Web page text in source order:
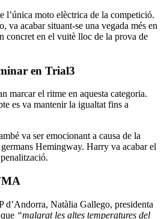
l’única moto elèctrica de la competició.
va acabar situant-se una vegada més en
concret en el vuitè lloc de la prova de
en Trial3
marcar el ritme en aquesta categoria.
es va mantenir la igualtat fins a
va ser emocionant a causa de la
Hemingway. Harry va acabar el
Natàlia Gallego, presidenta
“malgrat les altes temperatures del